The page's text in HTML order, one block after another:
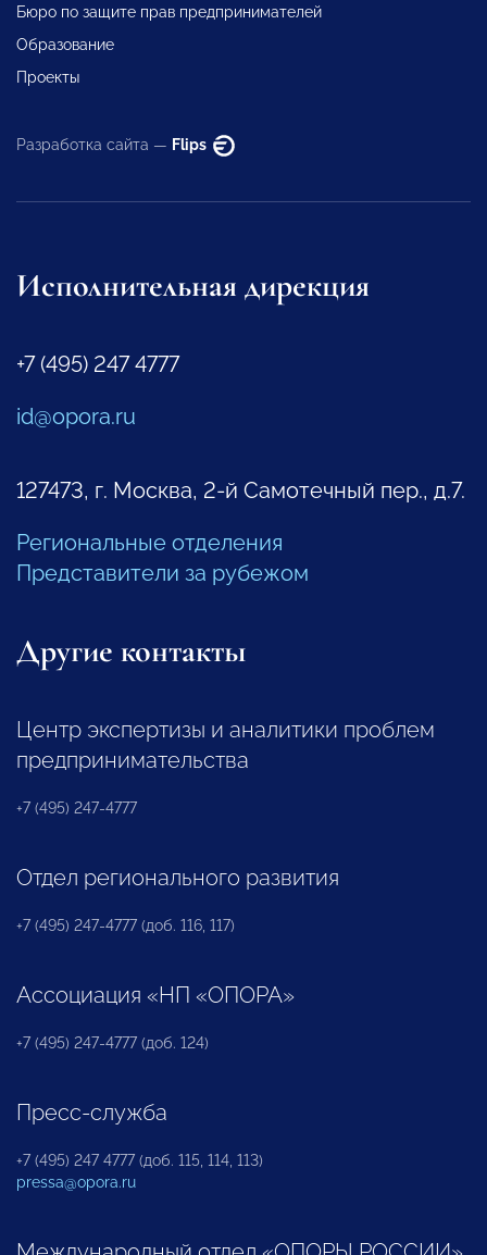
Бюро по защите прав предпринимателей
Образование
Проекты
Разработка сайта — Flips
Исполнительная дирекция
+7 (495) 247 4777
id@opora.ru
127473, г. Москва, 2-й Самотечный пер., д.7.
Региональные отделения
Представители за рубежом
Другие контакты
Центр экспертизы и аналитики проблем
предпринимательства
+7 (495) 247-4777
Отдел регионального развития
+7 (495) 247-4777 (доб. 116, 117)
Ассоциация «НП «ОПОРА»
+7 (495) 247-4777 (доб. 124)
Пресс-служба
+7 (495) 247 4777 (доб. 115, 114, 113)
pressa@opora.ru